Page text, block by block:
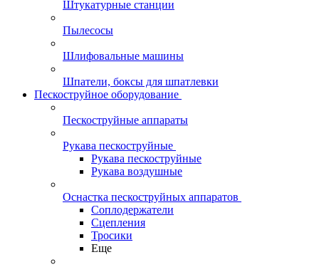
Штукатурные станции
Пылесосы
Шлифовальные машины
Шпатели, боксы для шпатлевки
Пескоструйное оборудование
Пескоструйные аппараты
Рукава пескоструйные
Рукава пескоструйные
Рукава воздушные
Оснастка пескоструйных аппаратов
Соплодержатели
Сцепления
Тросики
Еще